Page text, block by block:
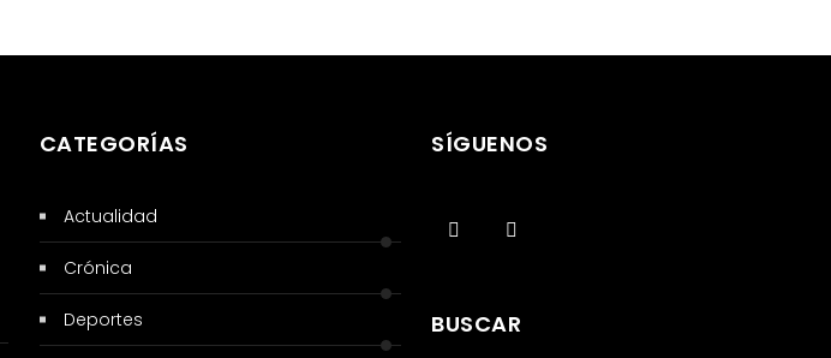
CATEGORÍAS
Actualidad
Crónica
Deportes
SÍGUENOS
BUSCAR